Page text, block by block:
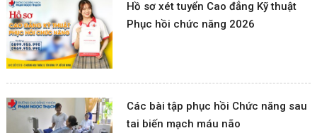
Hồ sơ xét tuyển Cao đẳng Kỹ thuật
Phục hồi chức năng 2026
Các bài tập phục hồi Chức năng sau
tai biến mạch máu não